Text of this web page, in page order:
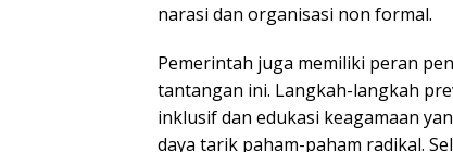
narasi dan organisasi non formal.
Pemerintah juga memiliki peran
tantangan ini. Langkah-langkah
inklusif dan edukasi keagamaan
daya tarik paham-paham radikal.